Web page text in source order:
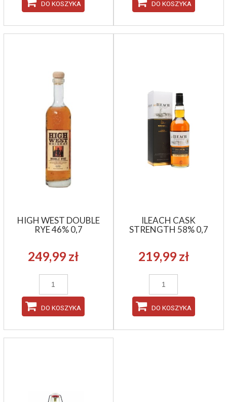
DO KOSZYKA DO KOSZYKA
HIGH WEST DOUBLE
RYE 46% 0,7
249,99 zł
DO KOSZYKA
ILEACH CASK
STRENGTH 58% 0,7
219,99 zł
DO KOSZYKA